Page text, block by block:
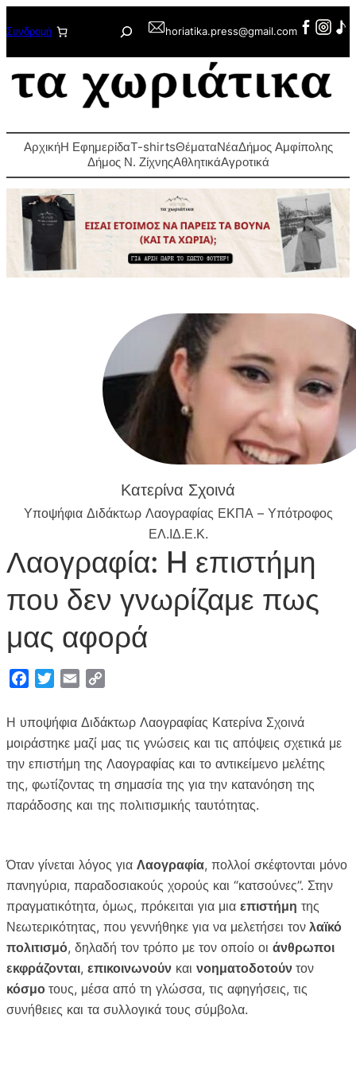
στο
περιεχόμενο
Συνδρομή Αναζήτησηhoriatika.press@gmail.com
ΑρχικήΗ ΕφημερίδαT-shirtsΘέματαΝέαΔήμος Αμφίπολης
Δήμος Ν. ΖίχνηςΑθλητικάΑγροτικά
Κατερίνα Σχοινά
Υποψήφια Διδάκτωρ Λαογραφίας ΕΚΠΑ – Υπότροφος
ΕΛ.ΙΔ.Ε.Κ.
Λαογραφία: H επιστήμη
που δεν γνωρίζαμε πως
μας αφορά
c
e
o
o
k
i
t
e
r
a
p
i
n
k
Η υποψήφια Διδάκτωρ Λαογραφίας Κατερίνα Σχοινά
μοιράστηκε μαζί μας τις γνώσεις και τις απόψεις σχετικά με
την επιστήμη της Λαογραφίας και το αντικείμενο μελέτης
της, φωτίζοντας τη σημασία της για την κατανόηση της
παράδοσης και της πολιτισμικής ταυτότητας.
Όταν γίνεται λόγος για Λαογραφία, πολλοί σκέφτονται μόνο
πανηγύρια, παραδοσιακούς χορούς και “κατσούνες”. Στην
πραγματικότητα, όμως, πρόκειται για μια επιστήμη της
Νεωτερικότητας, που γεννήθηκε για να μελετήσει τον λαϊκό
πολιτισμό, δηλαδή τον τρόπο με τον οποίο οι άνθρωποι
εκφράζονται, επικοινωνούν και νοηματοδοτούν τον
κόσμο τους, μέσα από τη γλώσσα, τις αφηγήσεις, τις
συνήθειες και τα συλλογικά τους σύμβολα.